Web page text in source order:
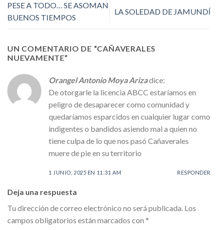
PESE A TODO… SE ASOMAN
BUENOS TIEMPOS
LA SOLEDAD DE JAMUNDÍ
UN COMENTARIO DE “CAÑAVERALES
NUEVAMENTE”
Orangel Antonio Moya Arizadice:
De otorgarle la licencia ABCC estaríamos en
peligro de desaparecer como comunidad y
quedaríamos esparcidos en cualquier lugar como
indigentes o bandidos asiendo mal a quien no
tiene culpa de lo que nos pasó Cañaverales
muere de pie en su territorio
1 JUNIO, 2025 EN 11:31 AM RESPONDER
Deja una respuesta
Tu dirección de correo electrónico no será publicada. Los
campos obligatorios están marcados con *